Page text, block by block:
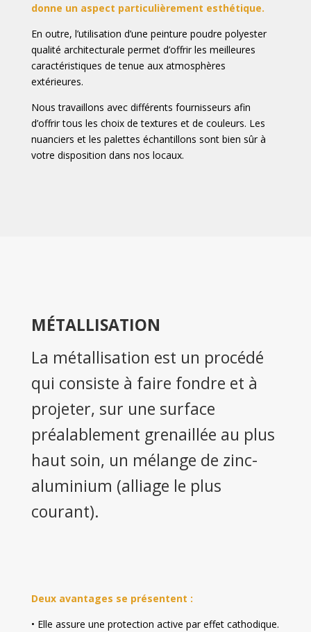
donne un aspect particulièrement esthétique.
En outre, l’utilisation d’une peinture poudre polyester
qualité architecturale permet d’offrir les meilleures
caractéristiques de tenue aux atmosphères
extérieures.
Nous travaillons avec différents fournisseurs afin
d’offrir tous les choix de textures et de couleurs. Les
nuanciers et les palettes échantillons sont bien sûr à
votre disposition dans nos locaux.
MÉTALLISATION
La métallisation est un procédé
qui consiste à faire fondre et à
projeter, sur une surface
préalablement grenaillée au plus
haut soin, un mélange de zinc-
aluminium (alliage le plus
courant).
Deux avantages se présentent :
• Elle assure une protection active par effet cathodique.